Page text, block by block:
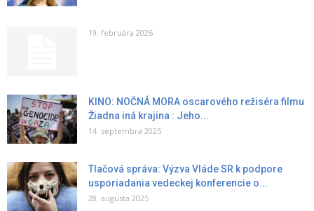
19. februára 2026
KINO: NOČNÁ MORA oscarového režiséra filmu
Žiadna iná krajina : Jeho...
14. septembra 2025
Tlačová správa: Výzva Vláde SR k podpore
usporiadania vedeckej konferencie o...
28. augusta 2025